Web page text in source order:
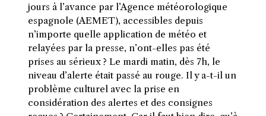
jours à l’avance par l’Agence météorologique
espagnole (AEMET), accessibles depuis
n’importe quelle application de météo et
relayées par la presse, n’ont-elles pas été
prises au sérieux ? Le mardi matin, dès 7h, le
niveau d’alerte était passé au rouge. Il y a-t-il un
problème culturel avec la prise en
considération des alertes et des consignes